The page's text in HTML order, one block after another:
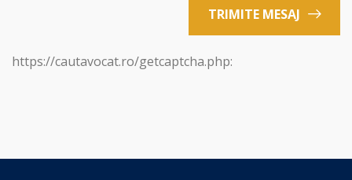
TRIMITE MESAJ
https://cautavocat.ro/getcaptcha.php: